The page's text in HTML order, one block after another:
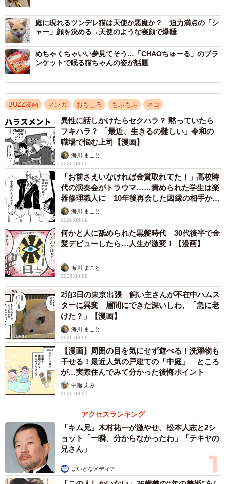
この漫画の記事は
→ https://maidonanews.jp/article/12499150
庭に現れるツンデレ猫は天使か悪魔か？ 迫力満点の「シ
ャー」顔を決める→天使のような寝顔で爆睡
めちゃくちゃいい夢見てそう…「CHAOちゅーる」のブラ
ンケットで眠る猫ちゃんの姿が話題
BUZZ漫画 マンガ おもしろ もふもふ ネコ
異性に話しかけたらセクハラ？ 黙っていたら
フキハラ？ 「最近、生きるの難しい」令和の
職場で悩む上司【漫画】
海川 まこと
2026.08.09
「お前さえいなければ金賞取れてた！」高校時
代の演奏会がトラウマ……責められた学生は楽
器修理職人に 10年後再会した因縁の相手から
思わぬ申し出【漫画】
海川 まこと
2026.08.09
何かと人に舐められた黒髪時代 30代後半で金
髪デビューしたら…人生が激変！【漫画】
海川 まこと
2026.08.08
2泊3日の東京出張→飼い主さんが不在中ハムス
ターに異変 眉間にできた深いしわ、「急に老
けた？」【漫画】
海川 まこと
2026.08.08
【漫画】周囲の目を気にせず遊べる！洗濯物も
干せる！最近人気の戸建ての「中庭」 ところ
が…実際住んでみて分かった後悔ポイント
中瀬 えみ
2026.08.07
アクセスランキング
「キム兄」木村祐一が激やせ、松本人志と2シ
ョット「一瞬、分からなかったわ」「テキヤの
兄さん」
まいどなメディア